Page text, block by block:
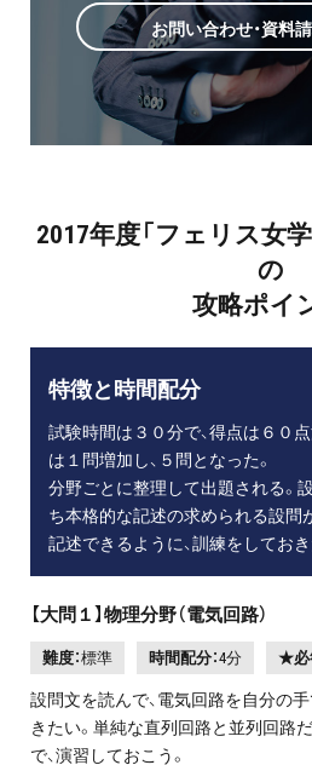
お問い合わせ・資料
2017年度「フェリス女
の
攻略ポイ
特徴と時間配分
試験時間は３０分で、得点は６０
は１問増加し、５問となった。
分野ごとに整理して出題される。
ち本格的な記述の求められる設問
記述できるように、訓練をしておき
【大問１】物理分野（電気回路）
難度：標準 時間配分：4分 ★必
設問文を読んで、電気回路を自分の
きたい。単純な直列回路と並列回路
で、演習しておこう。